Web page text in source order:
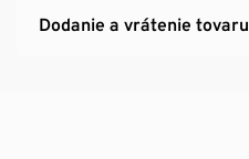
Dodanie a vrátenie tovaru